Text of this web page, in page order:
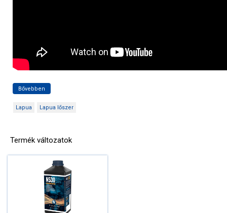
Bővebben
Lapua Lapua lőszer
Termék változatok